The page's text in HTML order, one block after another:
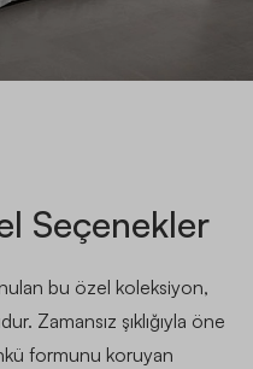
Seçenekler
bu özel koleksiyon,
Zamansız şıklığıyla öne
formunu koruyan